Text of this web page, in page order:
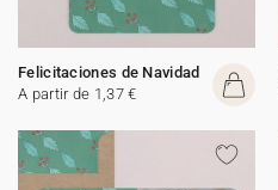
Felicitaciones de Navidad
A partir de 1,37 €